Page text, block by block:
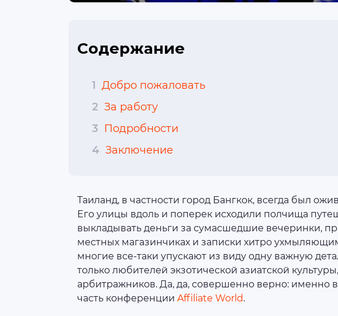
Содержание
1 Добро пожаловать
2 За работу
3 Подробности
4 Заключение
Таиланд, в частности город Бангкок, всегда был
Его улицы вдоль и поперек исходили полчища
выкладывать деньги за сумасшедшие вечеринки,
местных магазинчиках и записки хитро
многие все-таки упускают из виду одну важную
только любителей экзотической азиатской
арбитражников. Да, да, совершенно верно: именно
часть конференции Affiliate World.